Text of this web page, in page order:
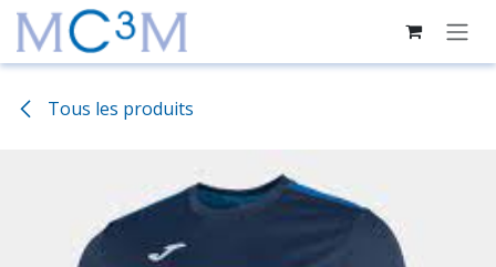
Se rendre au contenu
Tous les produits